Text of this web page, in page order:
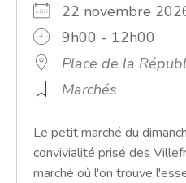
22 novembre
9h00 - 12h00
Place de la
Marchés
Le petit marché du
convivialité prisé des
marché où l'on trouve